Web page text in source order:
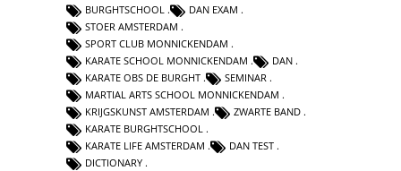
BURGHTSCHOOL
DAN EXAM
STOER AMSTERDAM
SPORT CLUB MONNICKENDAM
KARATE SCHOOL MONNICKENDAM
DAN
KARATE OBS DE BURGHT
SEMINAR
MARTIAL ARTS SCHOOL MONNICKENDAM
KRIJGSKUNST AMSTERDAM
ZWARTE BAND
KARATE BURGHTSCHOOL
KARATE LIFE AMSTERDAM
DAN TEST
DICTIONARY